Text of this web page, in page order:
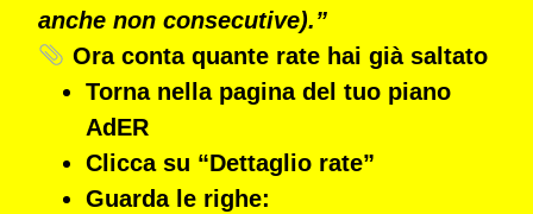
anche non consecutive).”
Ora conta quante rate hai già saltato
Torna nella pagina del tuo piano
AdER
Clicca su “Dettaglio rate”
Guarda le righe: